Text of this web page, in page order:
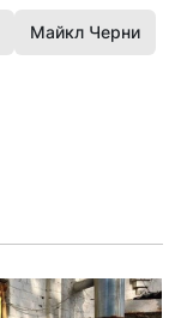
Майкл Черни